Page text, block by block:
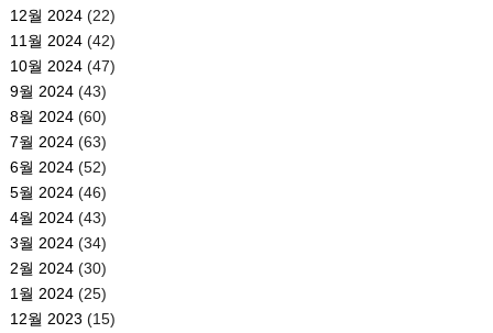
12월 2024(22)
11월 2024(42)
10월 2024(47)
9월 2024(43)
8월 2024(60)
7월 2024(63)
6월 2024(52)
5월 2024(46)
4월 2024(43)
3월 2024(34)
2월 2024(30)
1월 2024(25)
12월 2023 (15)